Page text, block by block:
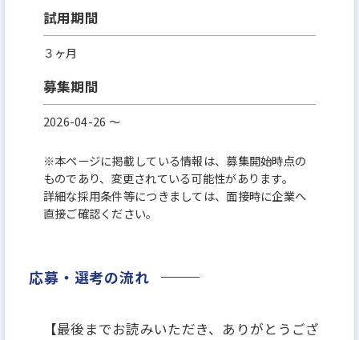
試用期間
３ヶ月
募集期間
2026-04-26 〜
※本ページに掲載している情報は、募集開始時点の
ものであり、変更されている可能性があります。
詳細な採用条件等につきましては、面接時に企業へ
直接ご確認ください。
応募・選考の流れ
【最後までお読みいただき、ありがとうござ